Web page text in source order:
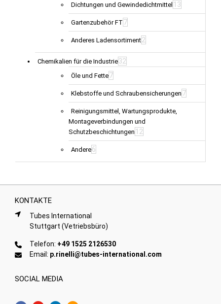
Dichtungen und Gewindedichtmittel 13
Gartenzubehör FT 7
Anderes Ladensortiment2
Chemikalien für die Industrie32
Öle und Fette7
Klebstoffe und Schraubensicherungen 7
Reinigungsmittel, Wartungsprodukte,
Montageverbindungen und
Schutzbeschichtungen 12
Andere6
KONTAKTE
Tubes International
Stuttgart (Vetriebsbüro)
Telefon: +49 1525 2126530
Email: p.rinelli@tubes-international.com
SOCIAL MEDIA